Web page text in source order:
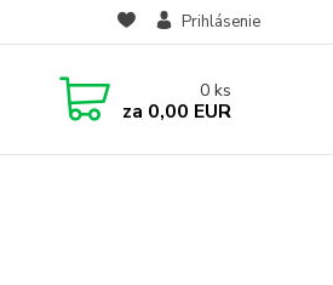
Prihlásenie
0 ks
za 0,00 EUR